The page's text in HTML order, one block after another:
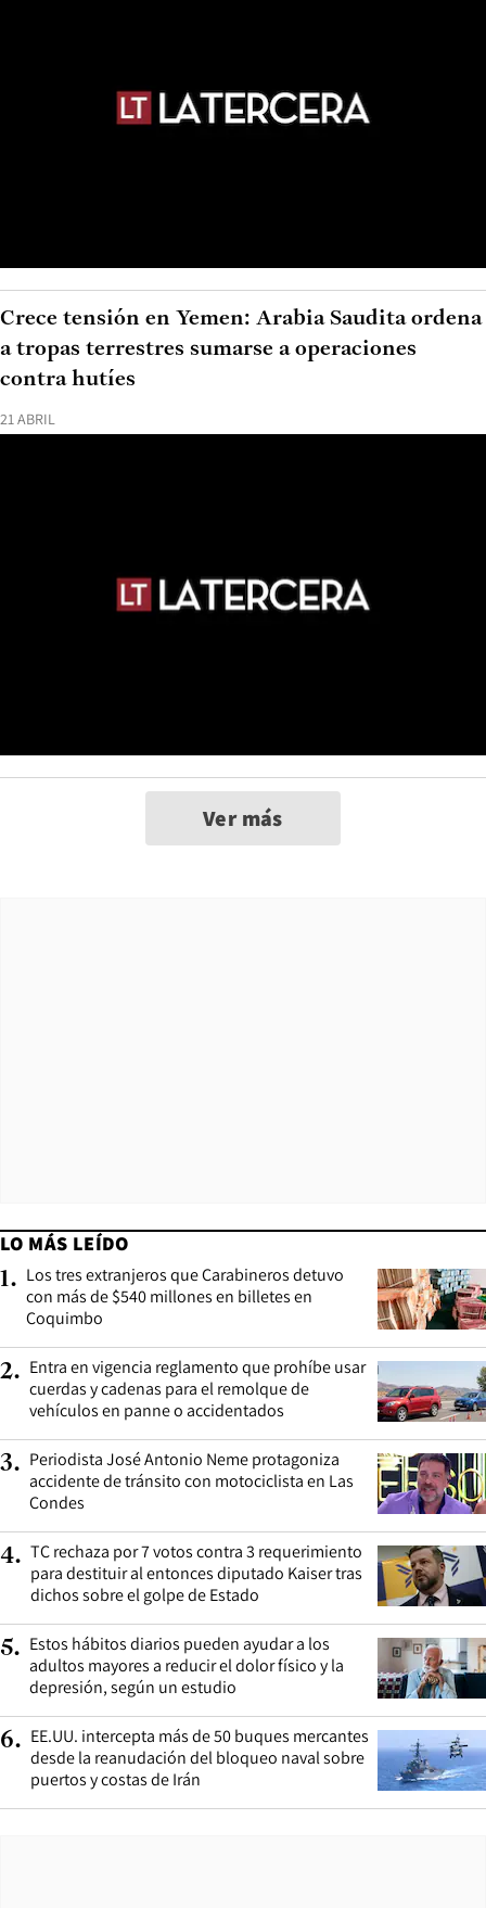
21 ABRIL
Crece tensión en Yemen: Arabia Saudita ordena
a tropas terrestres sumarse a operaciones
contra hutíes
Ver más
LO MÁS LEÍDO
1. Los tres extranjeros que Carabineros detuvo
con más de $540 millones en billetes en
Coquimbo
2. Entra en vigencia reglamento que prohíbe usar
cuerdas y cadenas para el remolque de
vehículos en panne o accidentados
3. Periodista José Antonio Neme protagoniza
accidente de tránsito con motociclista en Las
Condes
4. TC rechaza por 7 votos contra 3 requerimiento
para destituir al entonces diputado Kaiser tras
dichos sobre el golpe de Estado
5. Estos hábitos diarios pueden ayudar a los
adultos mayores a reducir el dolor físico y la
depresión, según un estudio
6. EE.UU. intercepta más de 50 buques mercantes
desde la reanudación del bloqueo naval sobre
puertos y costas de Irán